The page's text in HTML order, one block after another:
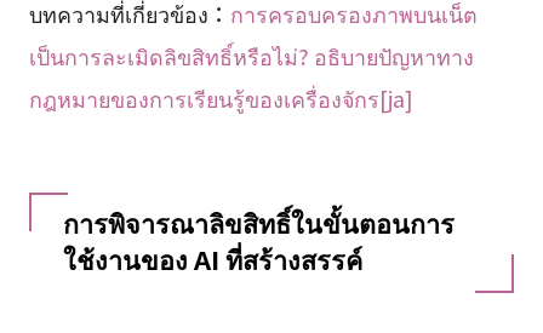
บทความที่เกี่ยวข้อง： การครอบครองภาพบนเน็ต
เป็นการละเมิดลิขสิทธิ์หรือไม่? อธิบายปัญหาทาง
กฎหมายของการเรียนรู้ของเครื่องจักร[ja]
การพิจารณาลิขสิทธิ์ในขั้นตอนการ
ใช้งานของ AI ที่สร้างสรรค์